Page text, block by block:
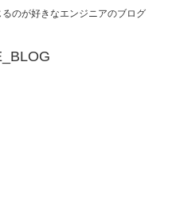
のが好きなエンジニアのブログ